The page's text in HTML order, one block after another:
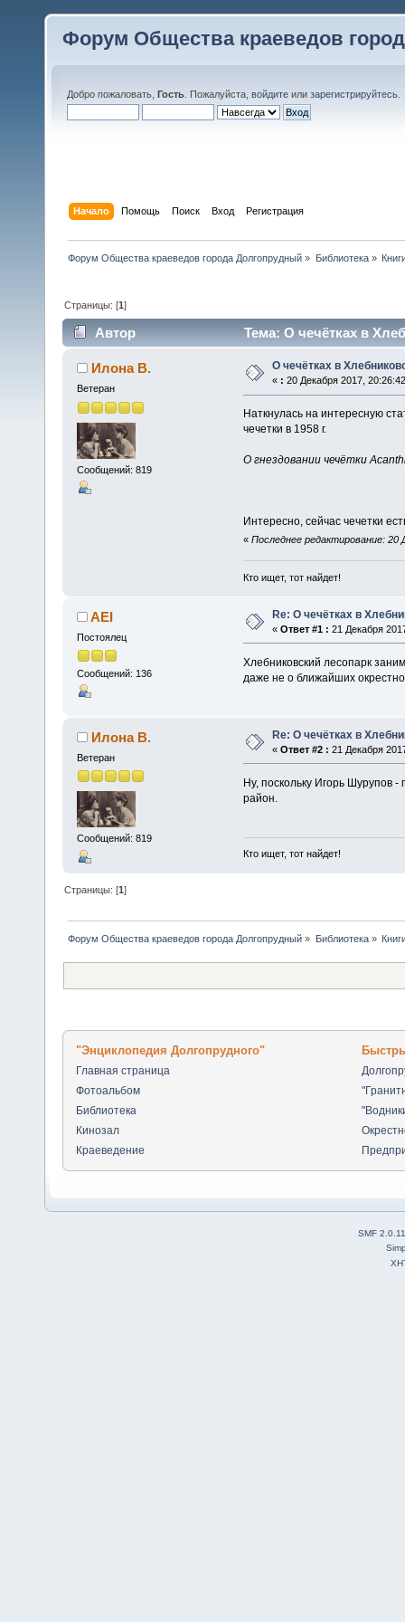
Форум Общества краеведов
Добро пожаловать, Гость . Пожалуйста, войдите или зарегистрируйтесь
Начало Помощь Поиск Вход Регистрация
Форум Общества краеведов города Долгопрудный » Библиотека»
Страницы: [1]
Автор Тема: О чечётках в
Илона В.
Ветеран
Сообщений: 819
О чечётках в
« : 20 Декабря 2017,
Наткнулась на интересную
чечетки в 1958 г.
О гнездовании чечётки
Интересно, сейчас чечетки
« Последнее редактирование: 20
Кто ищет, тот найдет!
AEI
Постоялец
Сообщений: 136
Re: О чечётках в
« Ответ #1 : 21 Декабря
Хлебниковский лесопарк
даже не о ближайших
Илона В.
Ветеран
Сообщений: 819
Re: О чечётках в
« Ответ #2 : 21 Декабря
Ну, поскольку Игорь Шурупов
район.
Кто ищет, тот найдет!
Страницы: [1]
Форум Общества краеведов города Долгопрудный » Библиотека»
"Энциклопедия Долгопрудного"
Главная страница
Фотоальбом
Библиотека
Кинозал
Краеведение
SMF 2.0.11